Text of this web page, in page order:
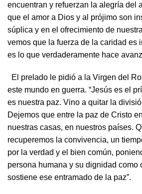
encuentran y refuerzan la alegría del
que el amor a Dios y al prójimo son
súplica y en el ofrecimiento de
vemos que la fuerza de la caridad es
es lo que verdaderamente hace
El prelado le pidió a la Virgen del
este mundo en guerra. “Jesús es el
es nuestra paz. Vino a quitar la
Dejemos que entre la paz de Cristo
nuestras casas, en nuestros países.
recuperemos la convivencia, un
por la verdad y el bien común,
persona humana y su dignidad como
sostiene ese entramado de la paz”.